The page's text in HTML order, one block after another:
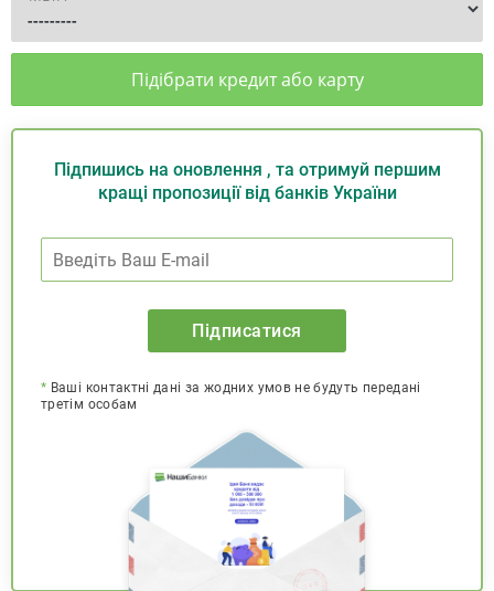
Підібрати кредит або карту
Підпишись на оновлення , та отримуй першим
кращі пропозиції від банків України
Підписатися
* Ваші контактні дані за жодних умов не будуть передані
третім особам